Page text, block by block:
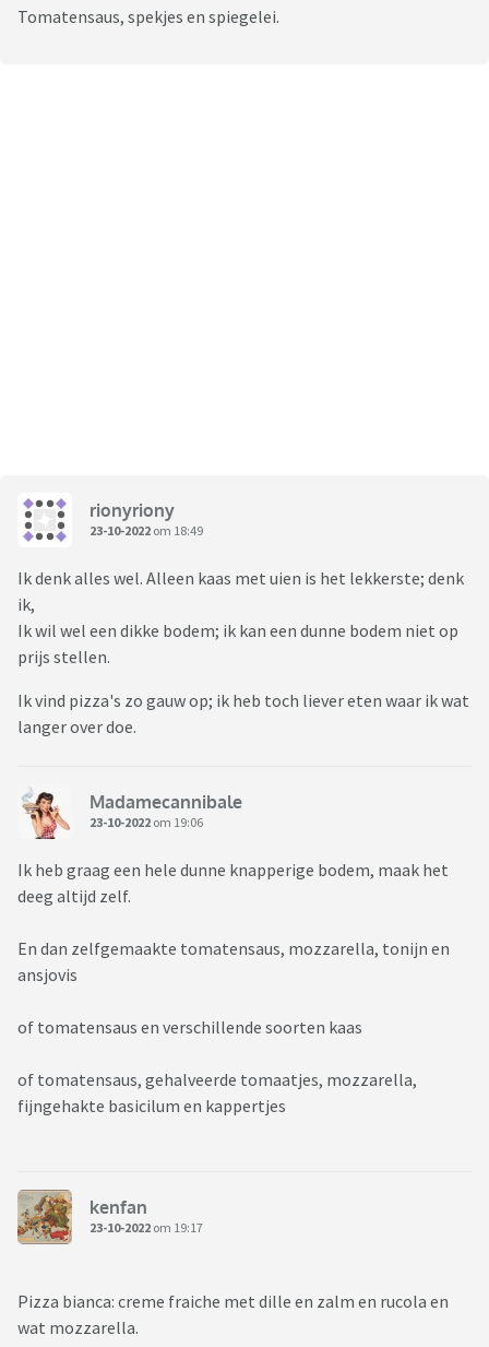
Tomatensaus, spekjes en spiegelei.
rionyriony
23-10-2022 om 18:49
Ik denk alles wel. Alleen kaas met uien is het lekkerste; denk
ik,
Ik wil wel een dikke bodem; ik kan een dunne bodem niet op
prijs stellen.
Ik vind pizza's zo gauw op; ik heb toch liever eten waar ik wat
langer over doe.
Madamecannibale
23-10-2022 om 19:06
Ik heb graag een hele dunne knapperige bodem, maak het
deeg altijd zelf.
En dan zelfgemaakte tomatensaus, mozzarella, tonijn en
ansjovis
of tomatensaus en verschillende soorten kaas
of tomatensaus, gehalveerde tomaatjes, mozzarella,
fijngehakte basicilum en kappertjes
kenfan
23-10-2022 om 19:17
Pizza bianca: creme fraiche met dille en zalm en rucola en
wat mozzarella.